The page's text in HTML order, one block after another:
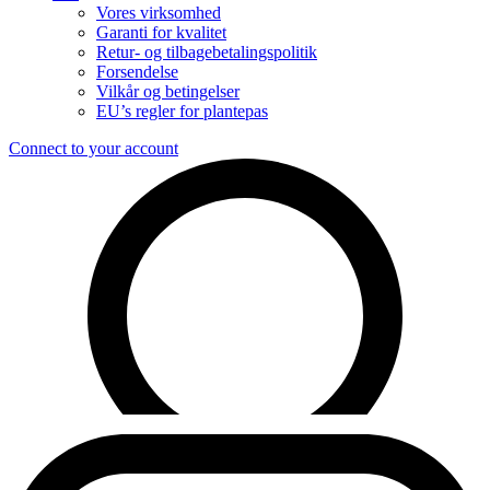
Vores virksomhed
Garanti for kvalitet
Retur- og tilbagebetalingspolitik
Forsendelse
Vilkår og betingelser
EU’s regler for plantepas
Connect to your account